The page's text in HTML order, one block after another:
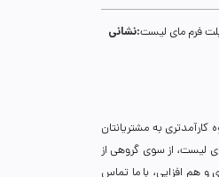
نشانی:
به مشتریانتان
لیست، از سوی گروهی از
و هم افزایی، با ما تماس